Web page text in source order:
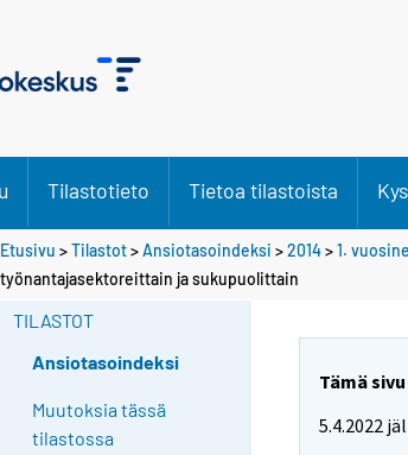
Tilastotieto Tietoa tilastoista
Etusivu >Tilastot>Ansiotasoindeksi >2014>1.
työnantajasektoreittain ja sukupuolittain
TILASTOT
Ansiotasoindeksi
Muutoksia tässä
tilastossa
Tämä
5.4.2022